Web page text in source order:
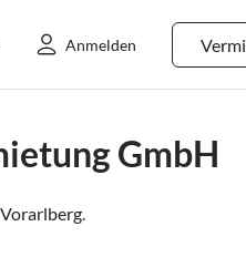
Anmelden
GmbH
Vorarlberg.